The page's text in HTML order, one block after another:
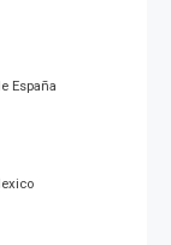
España